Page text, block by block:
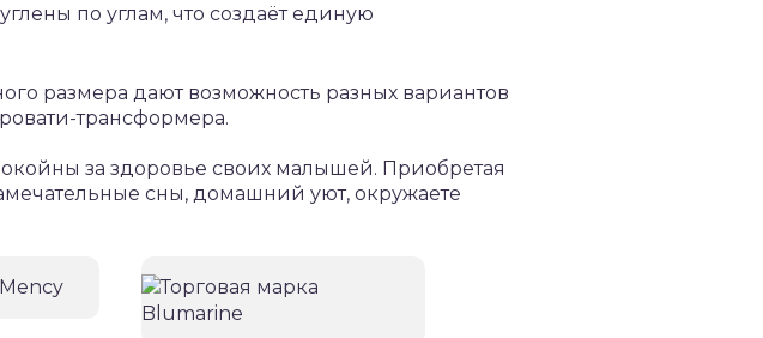
по углам, что создаёт единую
размера дают возможность разных вариантов
трансформера.
за здоровье своих малышей. Приобретая
сны, домашний уют, окружаете